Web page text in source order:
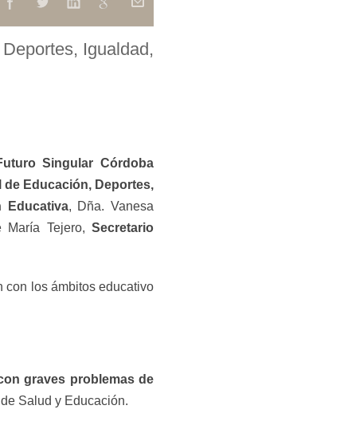
Igualdad,
Singular Córdoba
de Educación, Deportes,
Educativa, Dña. Vanesa
María Tejero,Secretario
con los ámbitos educativo
graves problemas de
Salud y Educación.